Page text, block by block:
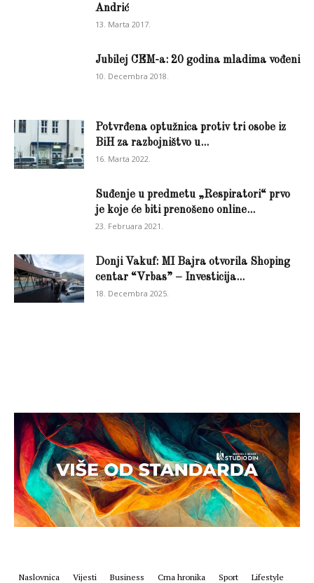
Andrić
13. Marta 2017.
Jubilej CEM-a: 20 godina mladima vođeni
10. Decembra 2018.
Potvrđena optužnica protiv tri osobe iz
BiH za razbojništvo u...
16. Marta 2022.
Suđenje u predmetu „Respiratori“ prvo
je koje će biti prenošeno online...
23. Februara 2021.
Donji Vakuf: MI Bajra otvorila Shoping
centar “Vrbas” – Investicija...
18. Decembra 2025.
Naslovnica Vijesti Business Crna hronika Sport Lifestyle